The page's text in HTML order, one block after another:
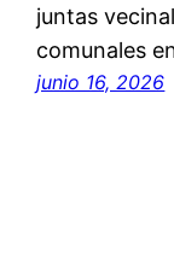
juntas
comunales
junio 16, 2026